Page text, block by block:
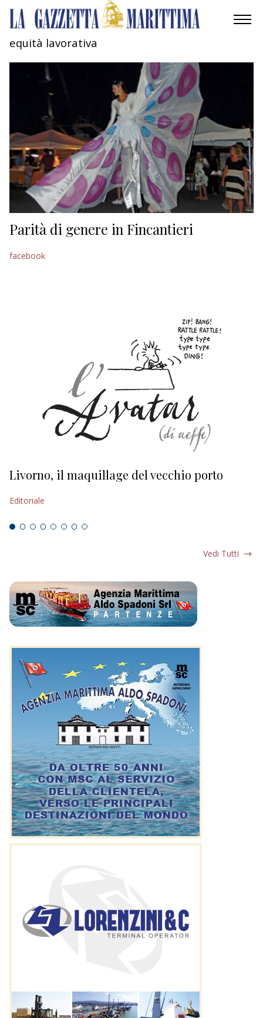
AMBIENTE
MOBILITÀ
INDUSTRIA
RICERCA
ECONOMIA
TURISMO
CULTURA
NAUTICA
equità lavorativa
Parità di genere in Fincantieri
facebook
Livorno, il maquillage del vecchio porto
Editoriale
Vedi Tutti